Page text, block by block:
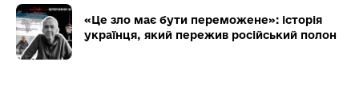
«Це зло має бути переможене»: історія
українця, який пережив російський полон